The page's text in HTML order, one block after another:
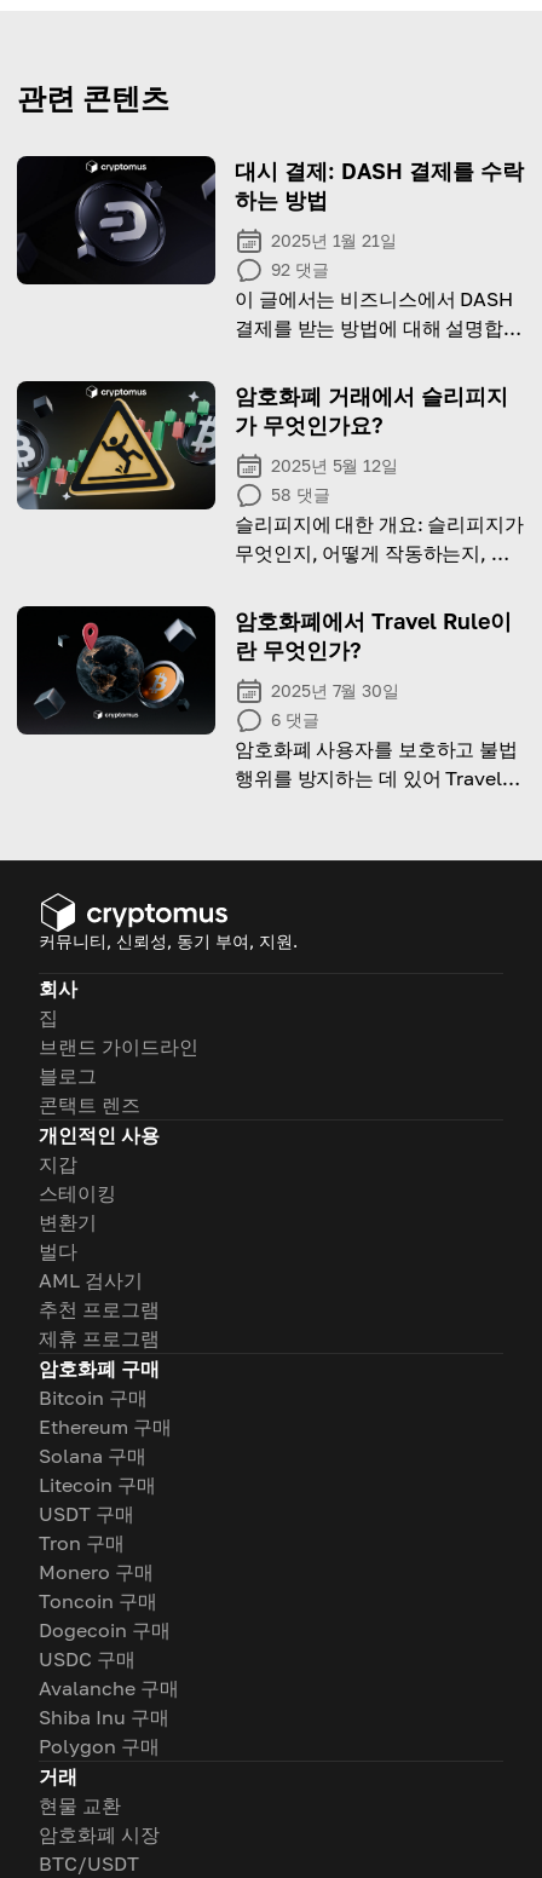
관련 콘텐츠
대시 결제: DASH 결제를 수락
하는 방법
2025년 1월 21일
92 댓글
이 글에서는 비즈니스에서 DASH
결제를 받는 방법에 대해 설명합니
암호화폐 거래에서 슬리피지
가 무엇인가요?
2025년 5월 12일
58 댓글
슬리피지에 대한 개요: 슬리피지가
무엇인지, 어떻게 작동하는지, 그
암호화폐에서 Travel Rule이
란 무엇인가?
2025년 7월 30일
6 댓글
암호화폐 사용자를 보호하고 불법
행위를 방지하는 데 있어 Travel
커뮤니티, 신뢰성, 동기 부여, 지원.
회사
집
브랜드 가이드라인
블로그
콘택트 렌즈
개인적인 사용
지갑
스테이킹
변환기
벌다
AML 검사기
추천 프로그램
제휴 프로그램
암호화폐 구매
Bitcoin 구매
Ethereum 구매
Solana 구매
Litecoin 구매
USDT 구매
Tron 구매
Monero 구매
Toncoin 구매
Dogecoin 구매
USDC 구매
Avalanche 구매
Shiba Inu 구매
Polygon 구매
거래
현물 교환
암호화폐 시장
BTC/USDT